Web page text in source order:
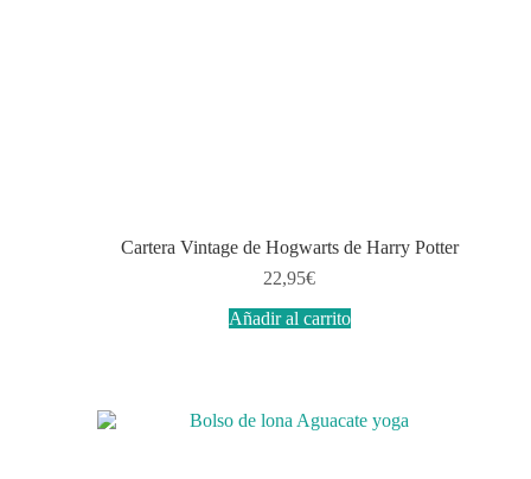
Cartera Vintage de Hogwarts de Harry Potter
22,95€
Añadir al carrito